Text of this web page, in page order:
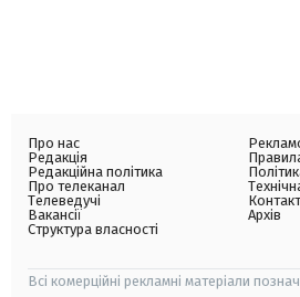
Про нас
Редакція
Редакційна політика
Про телеканал
Телеведучі
Вакансії
Структура власності
Архів
Всі комерційні рекламні матеріали